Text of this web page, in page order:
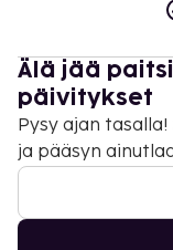
Älä jää
päivitykset
Pysy ajan
ja pääsyn